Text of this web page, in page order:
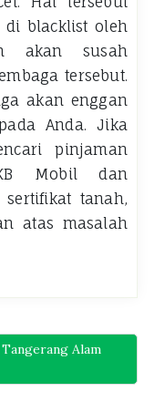
di blacklist oleh
akan susah
tersebut.
akan enggan
Anda. Jika
pinjaman
Mobil dan
tanah,
atas masalah
Alam